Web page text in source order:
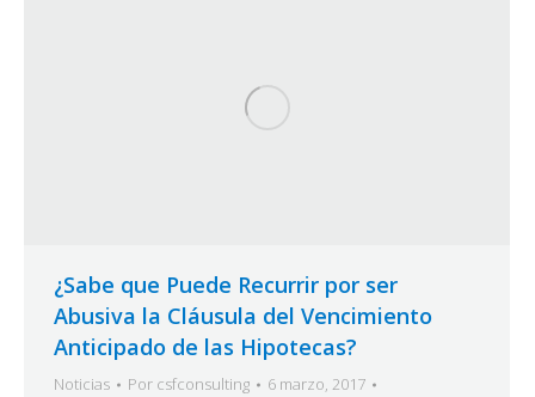
¿Sabe que Puede Recurrir por ser
Abusiva la Cláusula del Vencimiento
Anticipado de las Hipotecas?
Noticias Por csfconsulting
6 marzo, 2017